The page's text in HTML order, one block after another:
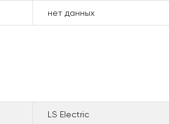
нет данных
LS Electric